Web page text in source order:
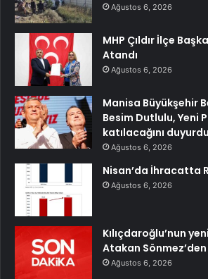
Ağustos 6, 2026
MHP Çıldır İlçe
Atandı
Ağustos 6, 2026
Manisa Büyükşehir
Besim Dutlulu, Yeni
katılacağını duyurdu
Ağustos 6, 2026
Nisan’da İhracatta
Ağustos 6, 2026
Kılıçdaroğlu’nun
Atakan
Ağustos 6, 2026